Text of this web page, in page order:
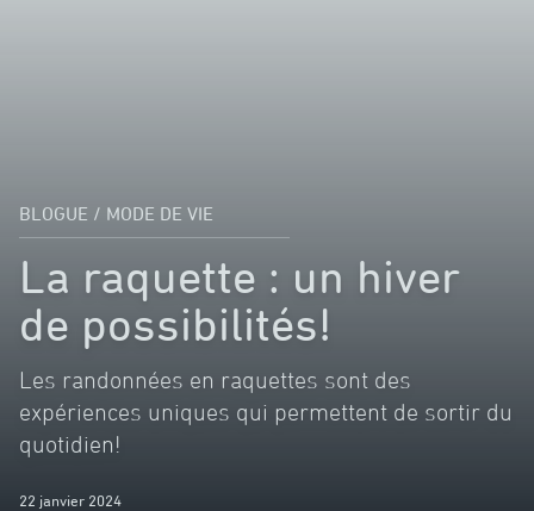
La raquette : un hiver
de possibilités!
BLOGUE / MODE DE VIE
Les randonnées en raquettes sont des
expériences uniques qui permettent de sortir du
quotidien!
22 janvier 2024